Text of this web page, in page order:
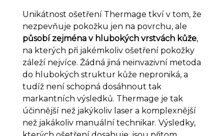
Unikátnost ošetření Thermage tkví v tom, že
nezpevňuje pokožku jen na povrchu, ale
působí zejména v hlubokých vrstvách kůže,
na kterých při jakémkoliv ošetření pokožky
záleží nejvíce. Žádná jiná neinvazivní metoda
do hlubokých struktur kůže neproniká, a
tudíž není schopná dosáhnout tak
markantních výsledků. Thermage je tak
účinnější než jakýkoliv laser a komplexnější
než jakákoliv manuální technikar. Výsledky,